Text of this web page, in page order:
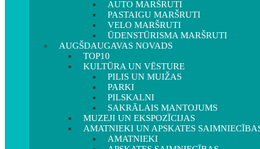
AUTO MARŠRUTI
PASTAIGU MARŠRUTI
VELO MARŠRUTI
ŪDENSTŪRISMA MARŠRUTI
AUGŠDAUGAVAS NOVADS
TOP10
KULTŪRA UN VĒSTURE
PILIS UN MUIŽAS
PARKI
PILSKALNI
SAKRĀLAIS MANTOJUMS
MUZEJI UN EKSPOZĪCIJAS
AMATNIEKI UN APSKATES
AMATNIEKI